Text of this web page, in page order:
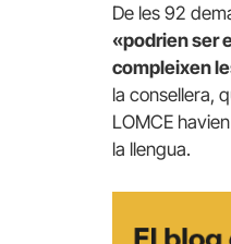
De les 92
«podrien ser
compleixen
la consellera,
LOMCE
la llengua.